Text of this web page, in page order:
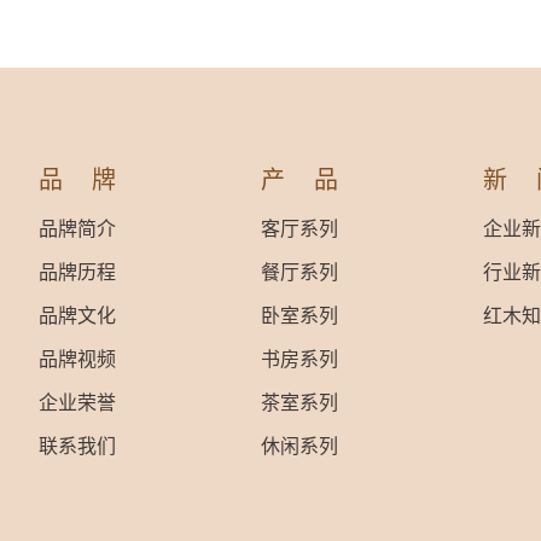
品牌
品牌简介
品牌历程
品牌文化
品牌视频
企业荣誉
联系我们
产品
客厅系列
餐厅系列
卧室系列
书房系列
茶室系列
休闲系列
新
企业
行业
红木